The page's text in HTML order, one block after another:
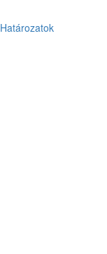
Határozatok